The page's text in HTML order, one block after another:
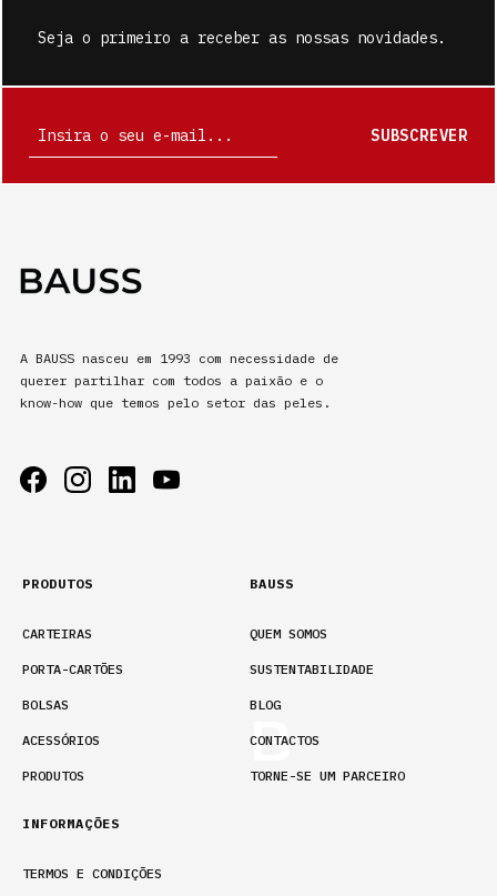
Seja o primeiro a receber as nossas novidades.
SUBSCREVER
A BAUSS nasceu em 1993 com necessidade de
querer partilhar com todos a paixão e o
know-how que temos pelo setor das peles.
PRODUTOS
CARTEIRAS
PORTA-CARTÕES
BOLSAS
ACESSÓRIOS
PRODUTOS
BAUSS
QUEM SOMOS
SUSTENTABILIDADE
BLOG
CONTACTOS
TORNE-SE UM PARCEIRO
INFORMAÇÕES
TERMOS E CONDIÇÕES